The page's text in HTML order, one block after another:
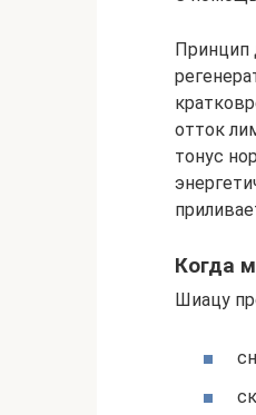
Принцип
отток
тонус
Когда
Шиацу